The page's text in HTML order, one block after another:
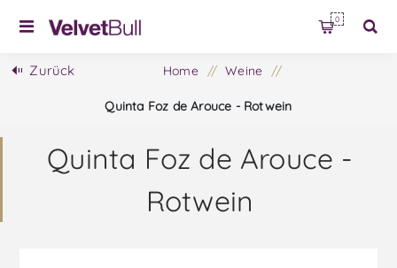
0
Zurück Home / Weine /
Quinta Foz de Arouce - Rotwein
Quinta Foz de Arouce -
Rotwein